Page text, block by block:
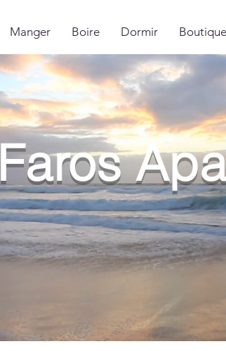
Manger Boire Dormir Boutique
Faros